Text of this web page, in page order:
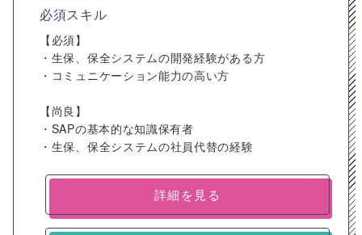
必須スキル
【必須】
・生保、保全システムの開発経験がある方
・コミュニケーション能力の高い方
【尚良】
・SAPの基本的な知識保有者
・生保、保全システムの社員代替の経験
詳細を見る